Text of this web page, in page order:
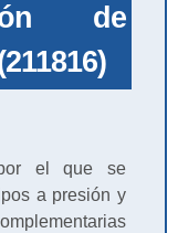
de
el que se
a presión y